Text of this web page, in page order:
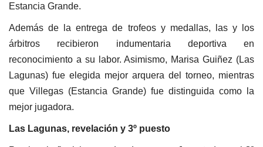
Estancia Grande.
Además de la entrega de trofeos y medallas, las y los
árbitros recibieron indumentaria deportiva en
reconocimiento a su labor. Asimismo, Marisa Guiñez (Las
Lagunas) fue elegida mejor arquera del torneo, mientras
que Villegas (Estancia Grande) fue distinguida como la
mejor jugadora.
Las Lagunas, revelación y 3º puesto